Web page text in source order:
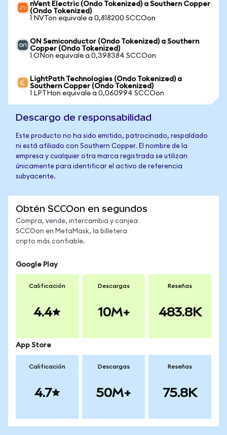
nVent Electric (Ondo Tokenized) a Southern Copper
(Ondo Tokenized)
1 NVTon equivale a 0,818200 SCCOon
ON Semiconductor (Ondo Tokenized) a Southern
Copper (Ondo Tokenized)
1 ONon equivale a 0,398384 SCCOon
LightPath Technologies (Ondo Tokenized) a
Southern Copper (Ondo Tokenized)
1 LPTHon equivale a 0,060994 SCCOon
Descargo de responsabilidad
Este producto no ha sido emitido, patrocinado, respaldado
ni está afiliado con Southern Copper. El nombre de la
empresa y cualquier otra marca registrada se utilizan
únicamente para identificar el activo de referencia
subyacente.
Obtén SCCOon en segundos
Compra, vende, intercambia y canjea
SCCOon en MetaMask, la billetera
cripto más confiable.
Google Play
Calificación
4.4
Descargas
10M+
Reseñas
483.8K
App Store
Calificación
4.7
Descargas
50M+
Reseñas
75.8K